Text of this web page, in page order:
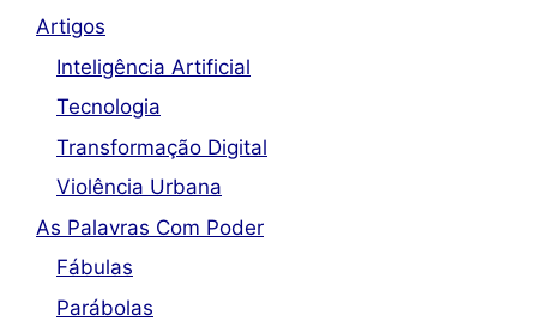
Artigos
Inteligência Artificial
Tecnologia
Transformação Digital
Violência Urbana
As Palavras Com Poder
Fábulas
Parábolas